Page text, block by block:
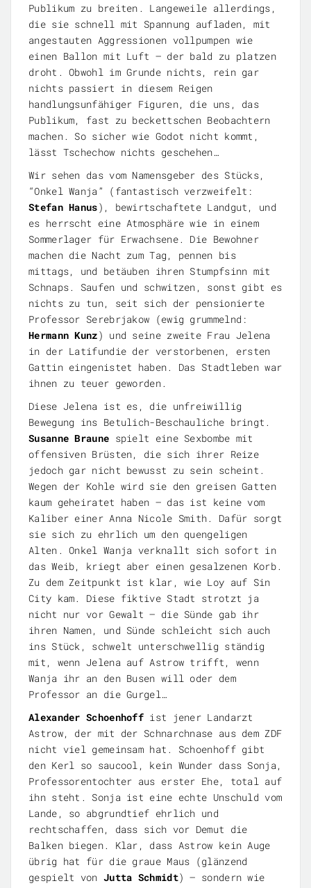
Publikum zu breiten. Langeweile allerdings,
die sie schnell mit Spannung aufladen, mit
angestauten Aggressionen vollpumpen wie
einen Ballon mit Luft – der bald zu platzen
droht. Obwohl im Grunde nichts, rein gar
nichts passiert in diesem Reigen
handlungsunfähiger Figuren, die uns, das
Publikum, fast zu beckettschen Beobachtern
machen. So sicher wie Godot nicht kommt,
lässt Tschechow nichts geschehen…
Wir sehen das vom Namensgeber des Stücks,
“Onkel Wanja” (fantastisch verzweifelt:
Stefan Hanus), bewirtschaftete Landgut, und
es herrscht eine Atmosphäre wie in einem
Sommerlager für Erwachsene. Die Bewohner
machen die Nacht zum Tag, pennen bis
mittags, und betäuben ihren Stumpfsinn mit
Schnaps. Saufen und schwitzen, sonst gibt es
nichts zu tun, seit sich der pensionierte
Professor Serebrjakow (ewig grummelnd:
Hermann Kunz) und seine zweite Frau Jelena
in der Latifundie der verstorbenen, ersten
Gattin eingenistet haben. Das Stadtleben war
ihnen zu teuer geworden.
Diese Jelena ist es, die unfreiwillig
Bewegung ins Betulich-Beschauliche bringt.
Susanne Braune spielt eine Sexbombe mit
offensiven Brüsten, die sich ihrer Reize
jedoch gar nicht bewusst zu sein scheint.
Wegen der Kohle wird sie den greisen Gatten
kaum geheiratet haben – das ist keine vom
Kaliber einer Anna Nicole Smith. Dafür sorgt
sie sich zu ehrlich um den quengeligen
Alten. Onkel Wanja verknallt sich sofort in
das Weib, kriegt aber einen gesalzenen Korb.
Zu dem Zeitpunkt ist klar, wie Loy auf Sin
City kam. Diese fiktive Stadt strotzt ja
nicht nur vor Gewalt – die Sünde gab ihr
ihren Namen, und Sünde schleicht sich auch
ins Stück, schwelt unterschwellig ständig
mit, wenn Jelena auf Astrow trifft, wenn
Wanja ihr an den Busen will oder dem
Professor an die Gurgel…
Alexander Schoenhoff ist jener Landarzt
Astrow, der mit der Schnarchnase aus dem ZDF
nicht viel gemeinsam hat. Schoenhoff gibt
den Kerl so saucool, kein Wunder dass Sonja,
Professorentochter aus erster Ehe, total auf
ihn steht. Sonja ist eine echte Unschuld vom
Lande, so abgrundtief ehrlich und
rechtschaffen, dass sich vor Demut die
Balken biegen. Klar, dass Astrow kein Auge
übrig hat für die graue Maus (glänzend
gespielt von Jutta Schmidt) – sondern wie